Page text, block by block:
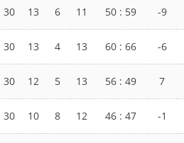
30 13 6 11 50 : 59 -9
30 13 4 13 60 : 66 -6
30 12 5 13 56 : 49 7
30 10 8 12 46 : 47 -1